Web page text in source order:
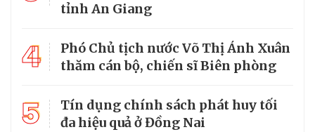
tỉnh An Giang
4
Phó Chủ tịch nước Võ Thị Ánh Xuân
thăm cán bộ, chiến sĩ Biên phòng
5
Tín dụng chính sách phát huy tối
đa hiệu quả ở Đồng Nai